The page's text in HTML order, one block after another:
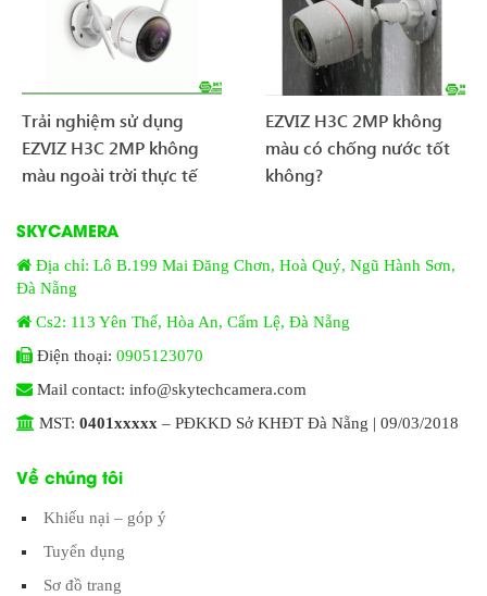
Trải nghiệm sử dụng
EZVIZ H3C 2MP không
màu ngoài trời thực tế
EZVIZ H3C 2MP không
màu có chống nước tốt
không?
SKYCAMERA
Địa chỉ: Lô B.199 Mai Đăng Chơn, Hoà Quý, Ngũ Hành Sơn,
Đà Nẵng
Cs2: 113 Yên Thế, Hòa An, Cẩm Lệ, Đà Nẵng
Điện thoại: 0905123070
Mail contact: info@skytechcamera.com
MST: 0401xxxxx – PĐKKD Sở KHĐT Đà Nẵng | 09/03/2018
Về chúng tôi
Khiếu nại – góp ý
Tuyển dụng
Sơ đồ trang